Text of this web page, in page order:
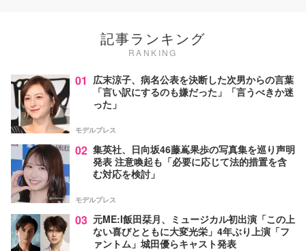
記事ランキング
RANKING
01 広末涼子、病名公表を決断した次男からの言葉
「言い訳にするのも嫌だった」「言うべきか迷
った」
モデルプレス
02 集英社、日向坂46藤嶌果歩の写真集を巡り声明
発表 注意喚起も「必要に応じて法的措置を含
む対応を検討」
モデルプレス
03 元ME:I飯田栞月、ミュージカル初出演「この上
ない喜びとともに大変光栄」4年ぶり上演「フ
ァントム」城田優らキャスト発表